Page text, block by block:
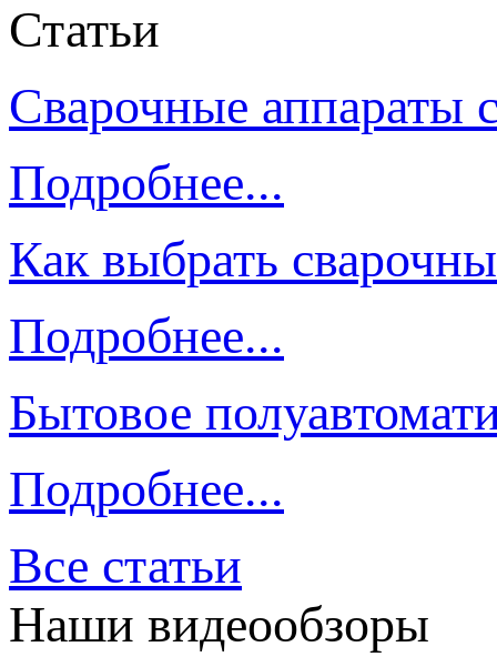
Статьи
Сварочные аппараты
Подробнее...
Как выбрать
Подробнее...
Бытовое
Подробнее...
Все статьи
Наши видеообзоры